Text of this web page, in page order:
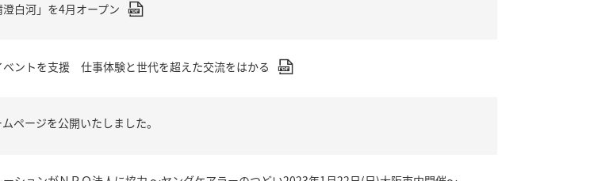
白河」を4月オープン
ントを支援 仕事体験と世代を超えた交流をはかる
ページを公開いたしました。